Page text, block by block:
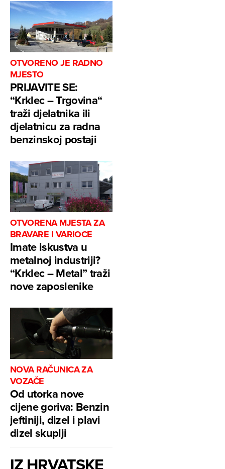
OTVORENO JE RADNO
MJESTO
PRIJAVITE SE:
“Krklec – Trgovina“
traži djelatnika ili
djelatnicu za radna
benzinskoj postaji
OTVORENA MJESTA ZA
BRAVARE I VARIOCE
Imate iskustva u
metalnoj industriji?
“Krklec – Metal” traži
nove zaposlenike
NOVA RAČUNICA ZA
VOZAČE
Od utorka nove
cijene goriva: Benzin
jeftiniji, dizel i plavi
dizel skuplji